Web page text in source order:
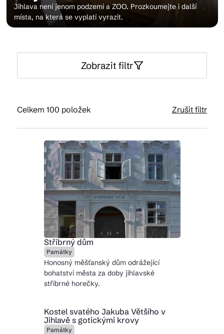
© 2026 Brána Jihlavy
Jihlava není jenom podzemí a ZOO. Prozkoumejte i další
místa, na která se vyplatí vyrazit.
Zobrazit filtr
Celkem 100 položek Zrušit filtr
Stříbrný dům
Památky
Honosný měšťanský dům odrážející
bohatství města za doby jihlavské
stříbrné horečky.
Kostel svatého Jakuba Většího v
Jihlavě s gotickými krovy
Památky